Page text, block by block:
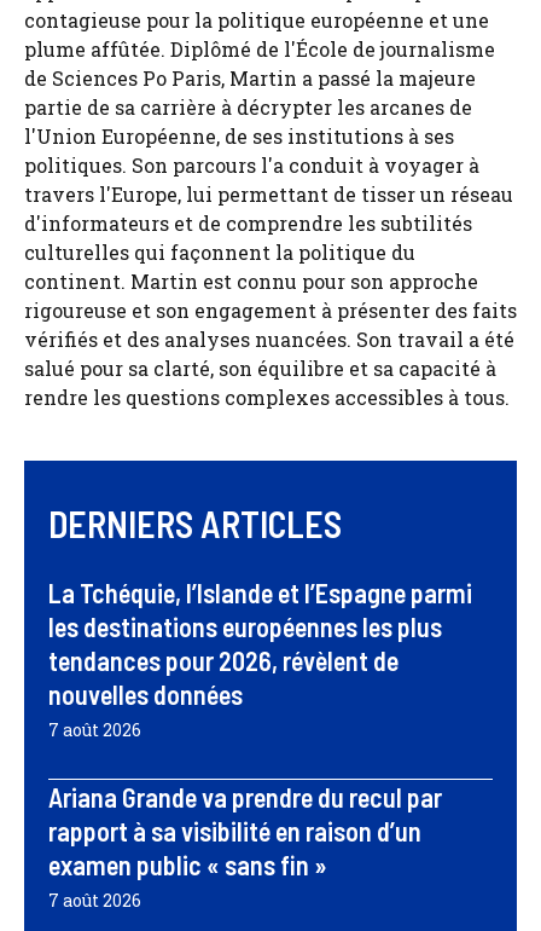
contagieuse pour la politique européenne et une
plume affûtée. Diplômé de l'École de journalisme
de Sciences Po Paris, Martin a passé la majeure
partie de sa carrière à décrypter les arcanes de
l'Union Européenne, de ses institutions à ses
politiques. Son parcours l'a conduit à voyager à
travers l'Europe, lui permettant de tisser un réseau
d'informateurs et de comprendre les subtilités
culturelles qui façonnent la politique du
continent. Martin est connu pour son approche
rigoureuse et son engagement à présenter des faits
vérifiés et des analyses nuancées. Son travail a été
salué pour sa clarté, son équilibre et sa capacité à
rendre les questions complexes accessibles à tous.
DERNIERS ARTICLES
La Tchéquie, l’Islande et l’Espagne parmi
les destinations européennes les plus
tendances pour 2026, révèlent de
nouvelles données
7 août 2026
Ariana Grande va prendre du recul par
rapport à sa visibilité en raison d’un
examen public « sans fin »
7 août 2026